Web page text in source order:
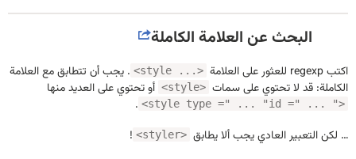
البحث عن العلامة الكاملة
اكتب regexp للعثور على العلامة <style ...> . يجب أن تتطابق مع العلامة
الكاملة: قد لا تحتوي على سمات <style> أو تحتوي على العديد منها
<style type =" ... "id =" ... ">
.
… لكن التعبير العادي يجب ألا يطابق <styler>
!